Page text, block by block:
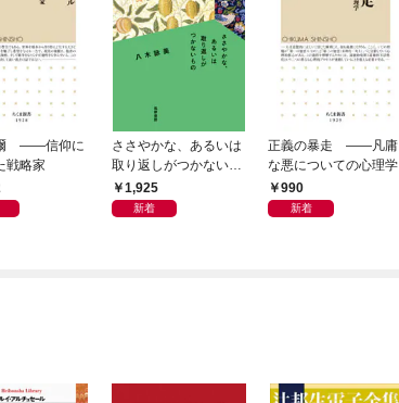
――信仰に
戦略家
ささやかな、あるいは
取り返しがつかないも
の1,925
新着
正義の暴走 ――凡庸
な悪についての心理学
990
新着